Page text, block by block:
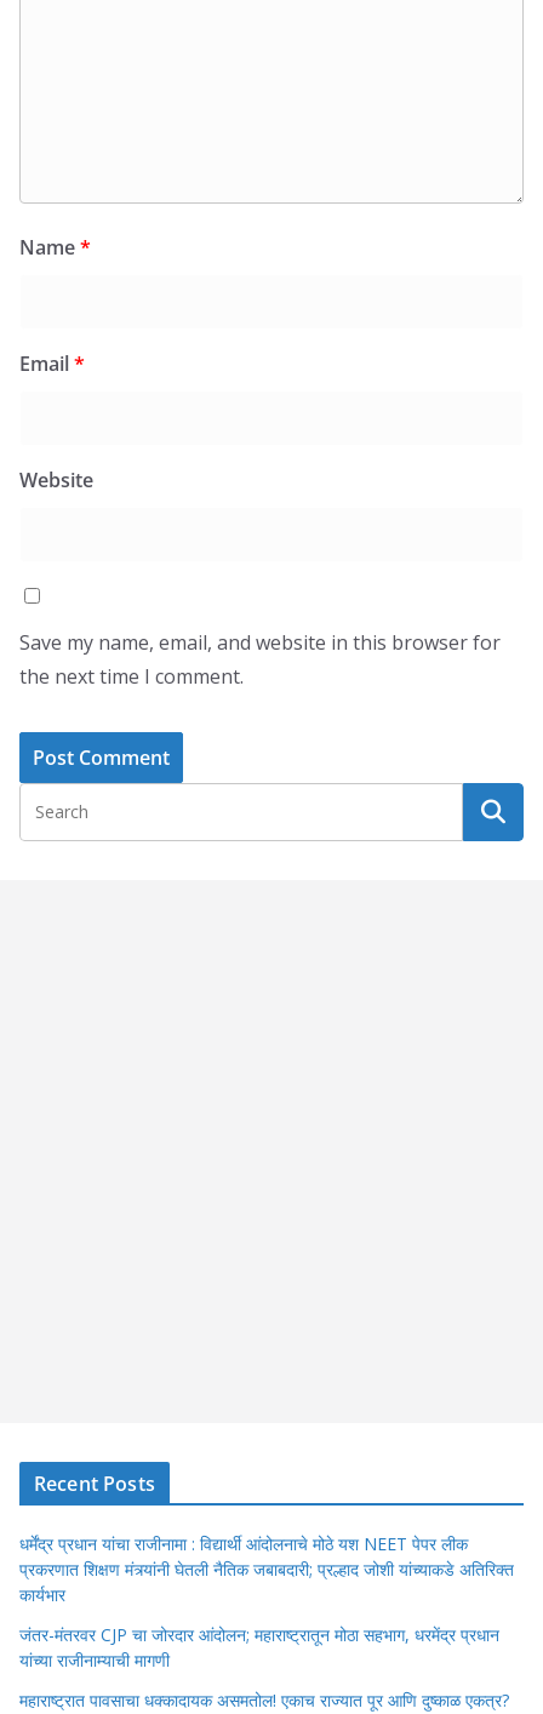
Name*
Email*
Website
Save my name, email, and website in this browser for
the next time I comment.
Recent Posts
धर्मेंद्र प्रधान यांचा राजीनामा : विद्यार्थी आंदोलनाचे मोठे यश NEET पेपर लीक
प्रकरणात शिक्षण मंत्र्यांनी घेतली नैतिक जबाबदारी; प्रल्हाद जोशी यांच्याकडे अतिरिक्त
कार्यभार
जंतर-मंतरवर CJP चा जोरदार आंदोलन; महाराष्ट्रातून मोठा सहभाग, धरमेंद्र प्रधान
यांच्या राजीनाम्याची मागणी
महाराष्ट्रात पावसाचा धक्कादायक असमतोल! एकाच राज्यात पूर आणि दुष्काळ एकत्र?